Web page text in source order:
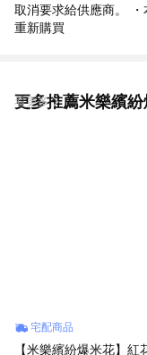
取消要求給供應商。
重新購買
更多推薦米樂繽
看更多
宅配商品
【米樂繽紛爆米花】紅